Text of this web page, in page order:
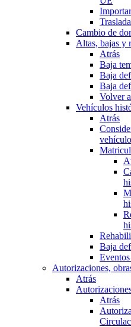
Cambio de
Altas, bajas y
Atrás
Baja
Baja
Baja
Volver
Vehículos
Atrás
Baja
Autorizaciones,
Atrás
Atrás